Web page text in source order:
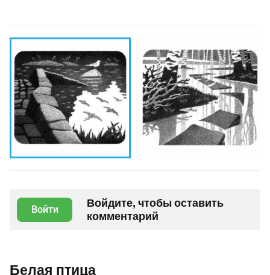
Войти
Войдите, чтобы оставить
комментарий
Белая птица